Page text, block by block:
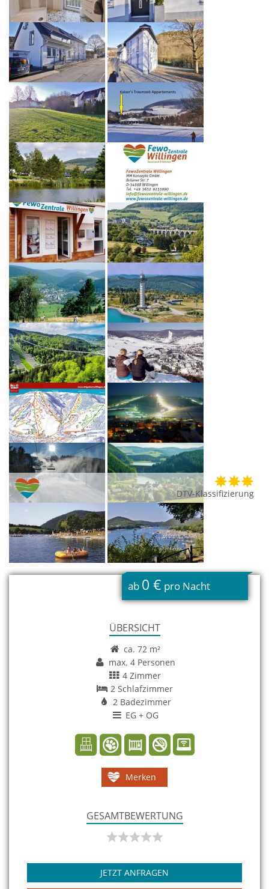
DTV-Klassifizierung
ab 0 € pro Nacht
ÜBERSICHT
ca. 72 m²
max. 4 Personen
4 Zimmer
2 Schlafzimmer
2 Badezimmer
EG + OG
Merken
GESAMTBEWERTUNG
JETZT ANFRAGEN